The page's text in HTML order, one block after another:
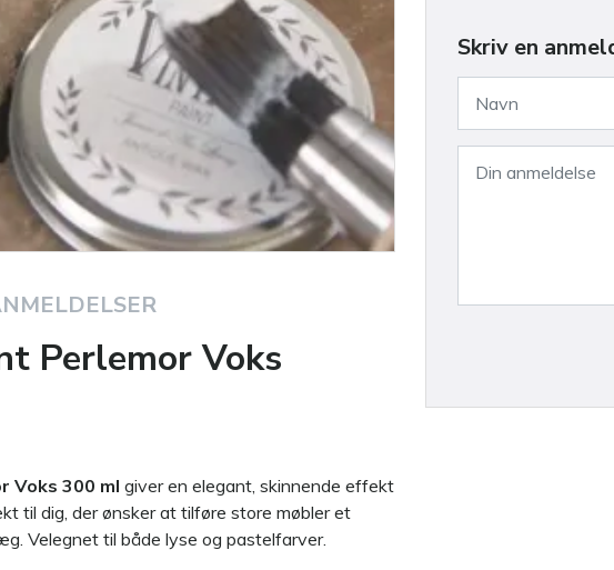
Perlemor Voks
Voks 300 ml giver en elegant, skinnende effekt
til dig, der ønsker at tilføre store møbler et
Velegnet til både lyse og pastelfarver.
Skriv en